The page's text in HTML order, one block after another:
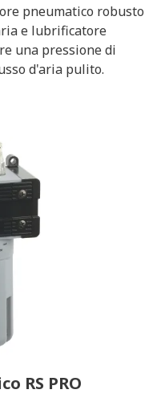
pneumatico robusto
e lubrificatore
una pressione di
d'aria pulito.
RS PRO